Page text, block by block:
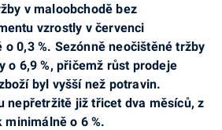
v maloobchodě bez
vzrostly v červenci
0,3 %. Sezónně neočištěné tržby
o 6,9 %, přičemž růst prodeje
byl vyšší než potravin.
nepřetržitě již třicet dva měsíců, z
o 6 %.